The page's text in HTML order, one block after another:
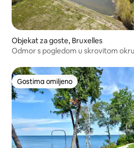
Objekat za goste, Bruxelles
Odmor s
Gostima omiljeno
Gostima omiljeno